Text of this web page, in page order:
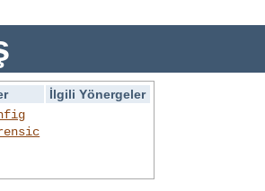
İlgili Yönergeler